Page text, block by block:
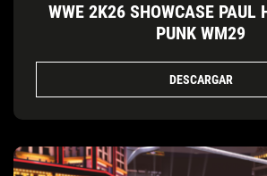
WWE 2K26 SHOWCASE PAUL
PUNK WM29
DESCARGAR